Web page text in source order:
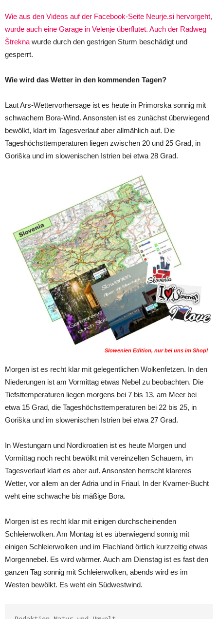
Wie aus den Videos auf der Facebook-Seite Neurje.si hervorgeht,
wurde auch eine Garage in Velenje überflutet. Auch der Radweg
Štrekna wurde durch den gestrigen Sturm beschädigt und
gesperrt.
Wie wird das Wetter in den kommenden Tagen?
Laut Ars-Wettervorhersage ist es heute in Primorska sonnig mit
schwachem Bora-Wind. Ansonsten ist es zunächst überwiegend
bewölkt, klart im Tagesverlauf aber allmählich auf. Die
Tageshöchsttemperaturen liegen zwischen 20 und 25 Grad, in
Goriška und im slowenischen Istrien bei etwa 28 Grad.
Slowenien Edition, nur bei uns im Shop!
Morgen ist es recht klar mit gelegentlichen Wolkenfetzen. In den
Niederungen ist am Vormittag etwas Nebel zu beobachten. Die
Tiefsttemperaturen liegen morgens bei 7 bis 13, am Meer bei
etwa 15 Grad, die Tageshöchsttemperaturen bei 22 bis 25, in
Goriška und im slowenischen Istrien bei etwa 27 Grad.
In Westungarn und Nordkroatien ist es heute Morgen und
Vormittag noch recht bewölkt mit vereinzelten Schauern, im
Tagesverlauf klart es aber auf. Ansonsten herrscht klareres
Wetter, vor allem an der Adria und in Friaul. In der Kvarner-Bucht
weht eine schwache bis mäßige Bora.
Morgen ist es recht klar mit einigen durchscheinenden
Schleierwolken. Am Montag ist es überwiegend sonnig mit
einigen Schleierwolken und im Flachland örtlich kurzzeitig etwas
Morgennebel. Es wird wärmer. Auch am Dienstag ist es fast den
ganzen Tag sonnig mit Schleierwolken, abends wird es im
Westen bewölkt. Es weht ein Südwestwind.